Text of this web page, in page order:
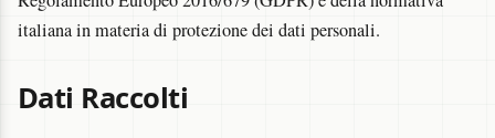
italiana in materia di protezione dei dati personali.
Dati Raccolti